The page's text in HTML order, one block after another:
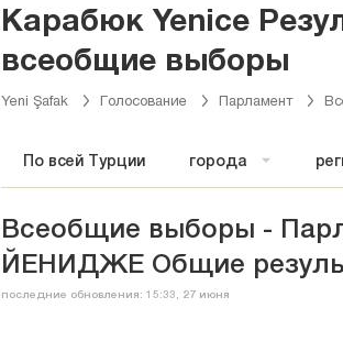
Карабюк Yenice
всеобщие выборы
Yeni Şafak Голосование Парламент
По всей Турции города
Всеобщие выборы -
ЙЕНИДЖЕ Общие
последние обновления: 15:33, 27 июня